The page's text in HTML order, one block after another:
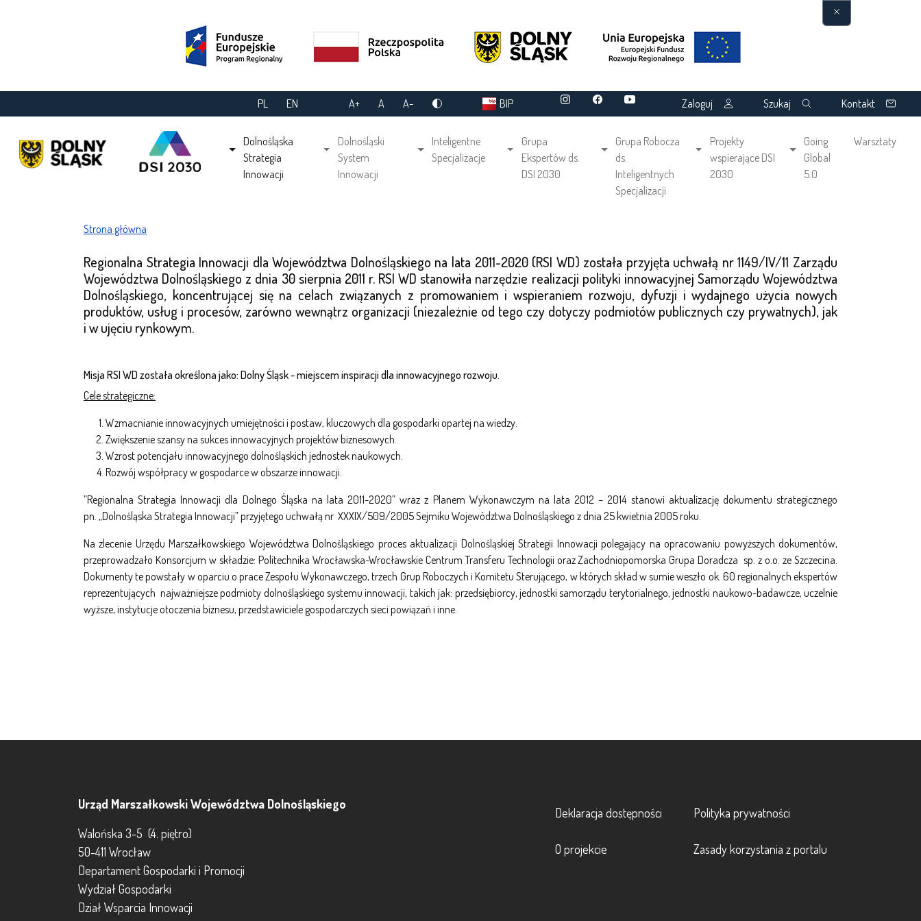
PL EN A+ A A- BIP Zaloguj Szukaj Kontakt
Main navigation
Dolnośląska
Strategia
Innowacji
Dolnośląski
System
Innowacji
Inteligentne
Specjalizacje
Grupa
Ekspertów ds.
DSI 2030
Grupa Robocza
ds.
Inteligentnych
Specjalizacji
Projekty
wspierające DSI
2030
Going
Global
5.0
Warsztaty
Ścieżka nawigacyjna
Strona główna
Regionalna Strategia Innowacji dla Województwa Dolnośląskiego na lata 2011-2020 (RSI WD) została przyjęta uchwałą nr 1149/IV/11 Zarządu
Województwa Dolnośląskiego z dnia 30 sierpnia 2011 r. RSI WD stanowiła narzędzie realizacji polityki innowacyjnej Samorządu Województwa
Dolnośląskiego, koncentrującej się na celach związanych z promowaniem i wspieraniem rozwoju, dyfuzji i wydajnego użycia nowych
produktów, usług i procesów, zarówno wewnątrz organizacji (niezależnie od tego czy dotyczy podmiotów publicznych czy prywatnych), jak
i w ujęciu rynkowym.
Misja RSI WD została określona jako: Dolny Śląsk - miejscem inspiracji dla innowacyjnego rozwoju.
Cele strategiczne:
Wzmacnianie innowacyjnych umiejętności i postaw, kluczowych dla gospodarki opartej na wiedzy.
Zwiększenie szansy na sukces innowacyjnych projektów biznesowych.
Wzrost potencjału innowacyjnego dolnośląskich jednostek naukowych.
Rozwój współpracy w gospodarce w obszarze innowacji.
”Regionalna Strategia Innowacji dla Dolnego Śląska na lata 2011-2020” wraz z Planem Wykonawczym na lata 2012 – 2014 stanowi aktualizację dokumentu strategicznego
pn. „Dolnośląska Strategia Innowacji” przyjętego uchwałą nr XXXIX/509/2005 Sejmiku Województwa Dolnośląskiego z dnia 25 kwietnia 2005 roku.
Na zlecenie Urzędu Marszałkowskiego Województwa Dolnośląskiego proces aktualizacji Dolnośląskiej Strategii Innowacji polegający na opracowaniu powyższych dokumentów,
przeprowadzało Konsorcjum w składzie: Politechnika Wrocławska-Wrocławskie Centrum Transferu Technologii oraz Zachodniopomorska Grupa Doradcza sp. z o.o. ze Szczecina.
Dokumenty te powstały w oparciu o prace Zespołu Wykonawczego, trzech Grup Roboczych i Komitetu Sterującego, w których skład w sumie weszło ok. 60 regionalnych ekspertów
reprezentujących najważniejsze podmioty dolnośląskiego systemu innowacji, takich jak: przedsiębiorcy, jednostki samorządu terytorialnego, jednostki naukowo-badawcze, uczelnie
wyższe, instytucje otoczenia biznesu, przedstawiciele gospodarczych sieci powiązań i inne.
Urząd Marszałkowski Województwa Dolnośląskiego
Walońska 3-5 (4. piętro)
50-411 Wrocław
Departament Gospodarki i Promocji
Wydział Gospodarki
Dział Wsparcia Innowacji
Footer
Deklaracja dostępności
O projekcie
Footer 2
Polityka prywatności
Zasady korzystania z portalu